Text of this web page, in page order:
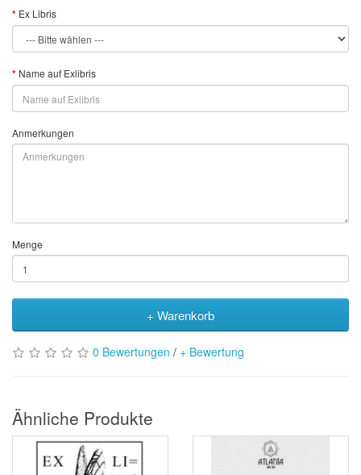
Ex Libris
Name auf Exlibris
Anmerkungen
Menge
+ Warenkorb
0 Bewertungen / + Bewertung
Ähnliche Produkte